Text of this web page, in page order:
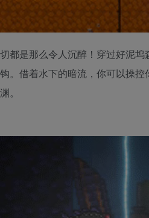
都是那么令人沉醉！穿过好泥
。借着水下的暗流，你可以操
。